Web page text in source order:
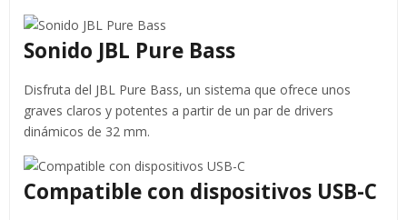
Sonido JBL Pure Bass
Disfruta del JBL Pure Bass, un sistema que ofrece unos
graves claros y potentes a partir de un par de drivers
dinámicos de 32 mm.
Compatible con dispositivos USB-C